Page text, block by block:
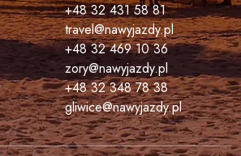
+48 32 431 58 81
travel@nawyjazdy.pl
+48 32 469 10 36
zory@nawyjazdy.pl
+48 32 348 78 38
gliwice@nawyjazdy.pl